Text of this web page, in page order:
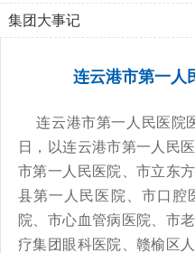
集团大事记
连云港市第一人
连云港市第一人民医院
日，以连云港市第一人民
市第一人民医院、市立东
县第一人民医院、市口腔
院、市心血管病医院、市
疗集团眼科医院、赣榆区